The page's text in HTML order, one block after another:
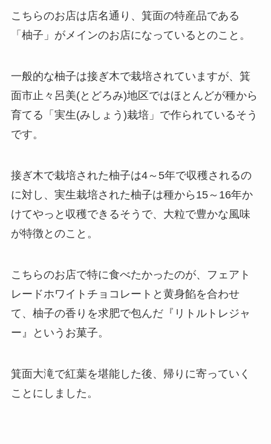
こちらのお店は店名通り、箕面の特産品である
「柚子」がメインのお店になっているとのこと。
一般的な柚子は接ぎ木で栽培されていますが、箕
面市止々呂美(とどろみ)地区ではほとんどが種から
育てる「実生(みしょう)栽培」で作られているそう
です。
接ぎ木で栽培された柚子は4～5年で収穫されるの
に対し、実生栽培された柚子は種から15～16年か
けてやっと収穫できるそうで、大粒で豊かな風味
が特徴とのこと。
こちらのお店で特に食べたかったのが、フェアト
レードホワイトチョコレートと黄身餡を合わせ
て、柚子の香りを求肥で包んだ『リトルトレジャ
ー』というお菓子。
箕面大滝で紅葉を堪能した後、帰りに寄っていく
ことにしました。